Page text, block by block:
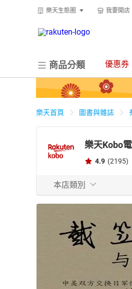
樂天生態圈 我要開店
商品分類 優惠券
樂天首頁 圖書與雜誌
樂天Kobo
4.9 (2195)
本店類別